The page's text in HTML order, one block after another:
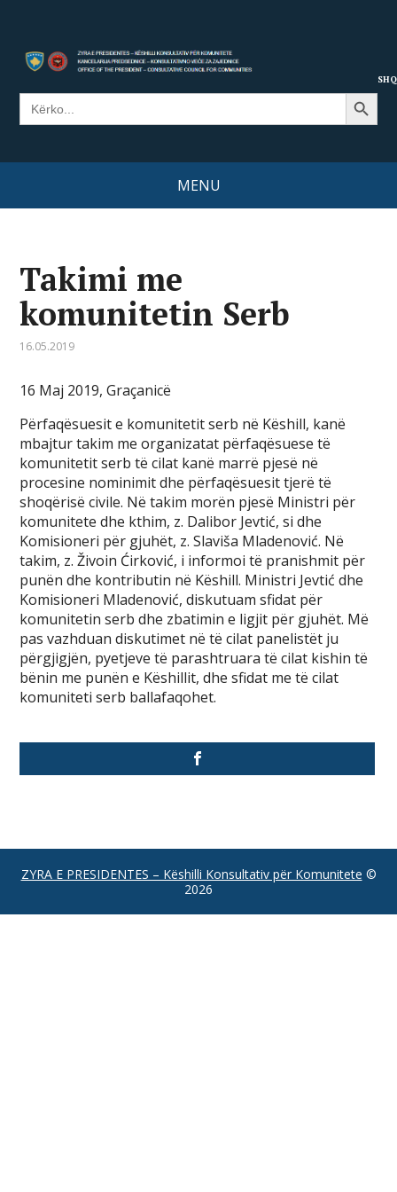
Search
for:
Search Button
MENU
Takimi me
komunitetin Serb
16.05.2019
16 Maj 2019, Graçanicë
Përfaqësuesit e komunitetit serb në Këshill, kanë
mbajtur takim me organizatat përfaqësuese të
komunitetit serb të cilat kanë marrë pjesë në
procesine nominimit dhe përfaqësuesit tjerë të
shoqërisë civile. Në takim morën pjesë Ministri për
komunitete dhe kthim, z. Dalibor Jevtić, si dhe
Komisioneri për gjuhët, z. Slaviša Mladenović. Në
takim, z. Živoin Ćirković, i informoi të pranishmit për
punën dhe kontributin në Këshill. Ministri Jevtić dhe
Komisioneri Mladenović, diskutuam sfidat për
komunitetin serb dhe zbatimin e ligjit për gjuhët. Më
pas vazhduan diskutimet në të cilat panelistët ju
përgjigjën, pyetjeve të parashtruara të cilat kishin të
bënin me punën e Këshillit, dhe sfidat me të cilat
komuniteti serb ballafaqohet.
ZYRA E PRESIDENTES – Këshilli Konsultativ për Komunitete ©
2026